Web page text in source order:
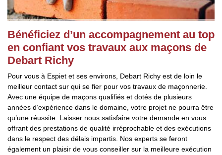
Bénéficiez d’un accompagnement au top
en confiant vos travaux aux maçons de
Debart Richy
Pour vous à Espiet et ses environs, Debart Richy est de loin le
meilleur contact sur qui se fier pour vos travaux de maçonnerie.
Avec une équipe de maçons qualifiés et dotés de plusieurs
années d’expérience dans le domaine, votre projet ne pourra être
qu’une réussite. Laisser nous satisfaire votre demande en vous
offrant des prestations de qualité irréprochable et des exécutions
dans le respect des délais impartis. Nos experts se feront
également un plaisir de vous conseiller sur la meilleure exécution